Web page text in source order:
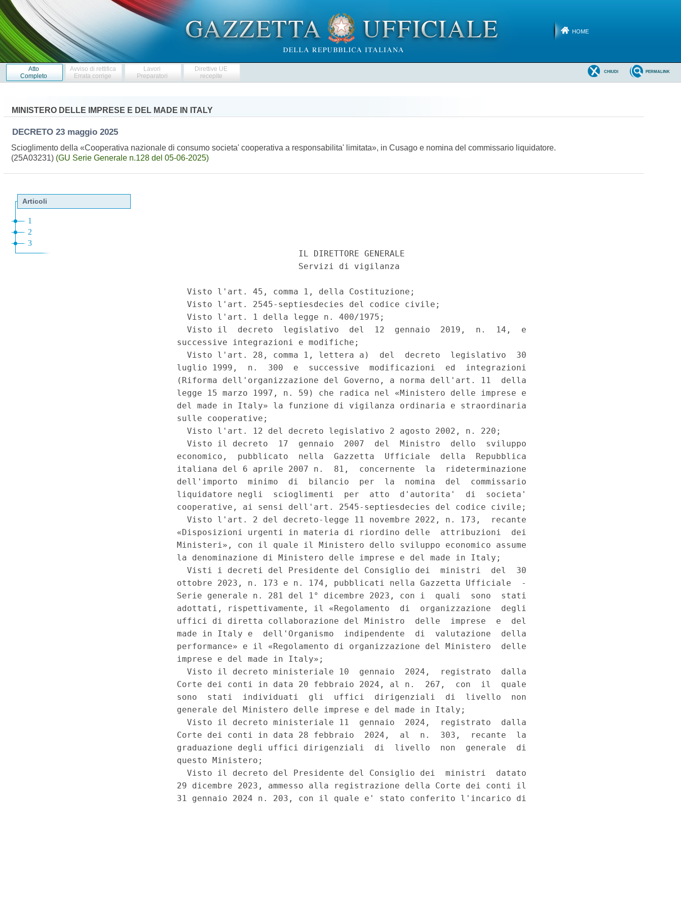
HOME
Atto
Completo
Avviso di rettifica
Errata corrige
Lavori
Preparatori
Direttive UE
recepite
PERMALINK
CHIUDI
MINISTERO DELLE IMPRESE E DEL MADE IN ITALY
DECRETO 23 maggio 2025
Scioglimento della «Cooperativa nazionale di consumo societa' cooperativa a responsabilita' limitata», in Cusago e nomina del commissario liquidatore.
(25A03231) (GU Serie Generale n.128 del 05-06-2025)